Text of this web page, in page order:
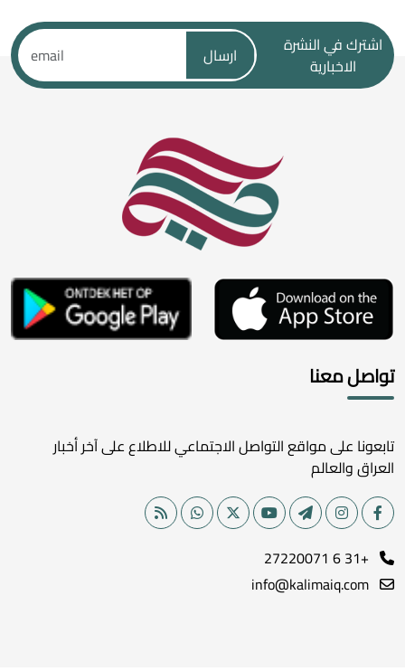
اشترك في النشرة
الاخبارية
ارسال
تواصل معنا
تابعونا على مواقع التواصل الاجتماعي للاطلاع على آخر أخبار
العراق والعالم
+31 6 27220071
info@kalimaiq.com